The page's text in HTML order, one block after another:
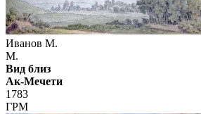
Иванов М.
М.
Вид близ
Ак-Мечети
1783
ГРМ